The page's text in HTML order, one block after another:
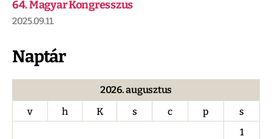
64. Magyar Kongresszus
2025.09.11.
Naptár
2026. augusztus
v
h K s c p
s
1